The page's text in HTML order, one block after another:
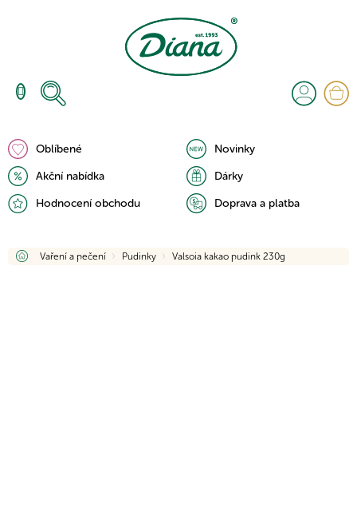
Oblíbené
Novinky
Akční nabídka
Dárky
Hodnocení obchodu
Doprava a platba
Domů
Vaření a pečení Pudinky Valsoia kakao pudink 230g